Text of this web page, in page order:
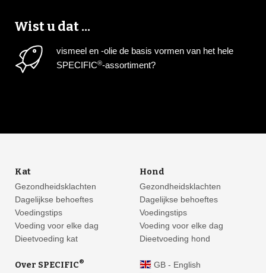
Wist u dat ...
vismeel en -olie de basis vormen van het hele
SPECIFIC®-assortiment?
Kat
Gezondheidsklachten
Dagelijkse behoeftes
Voedingstips
Voeding voor elke dag
Dieetvoeding kat
Hond
Gezondheidsklachten
Dagelijkse behoeftes
Voedingstips
Voeding voor elke dag
Dieetvoeding hond
Over SPECIFIC®
GB - English